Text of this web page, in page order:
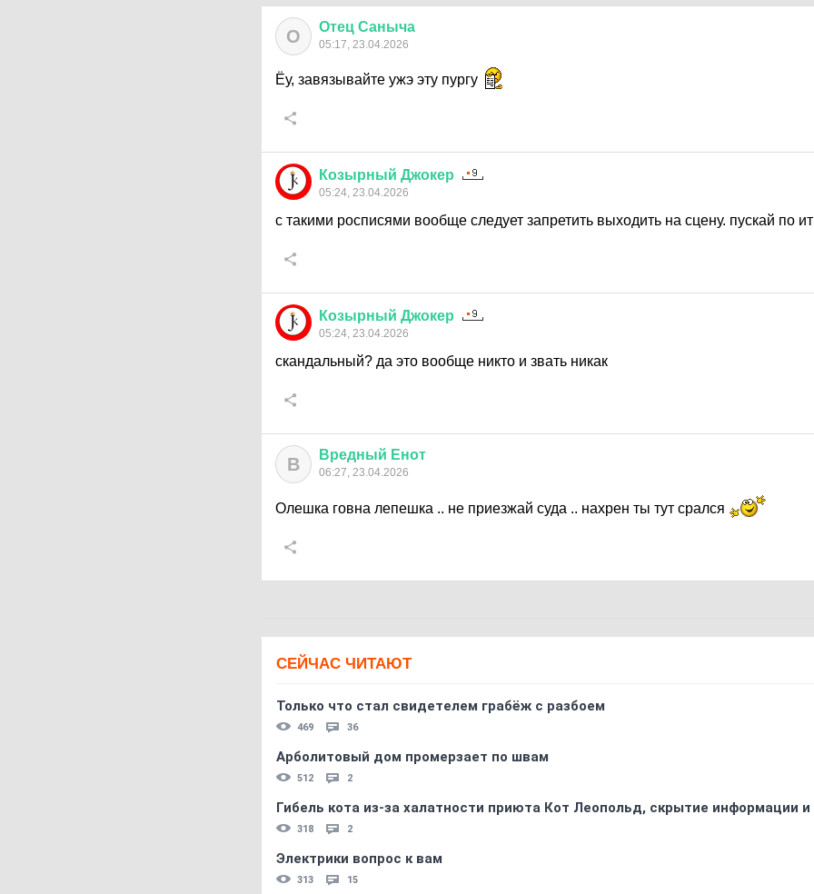
О Отец Саныча
05:17, 23.04.2026
Ёу, завязывайте ужэ эту пургу
Козырный Джокер
05:24, 23.04.2026
с такими росписями вообще следует запретить выходить на сцену. пускай по
Козырный Джокер
05:24, 23.04.2026
скандальный? да это вообще никто и звать никак
В Вредный Енот
06:27, 23.04.2026
Олешка говна лепешка .. не приезжай суда .. нахрен ты тут срался
СЕЙЧАС ЧИТАЮТ
Только что стал свидетелем грабёж с разбоем
469 36
Арболитовый дом промерзает по швам
512 2
Гибель кота из-за халатности приюта Кот Леопольд, скрытиe информации
318 2
Электрики вопрос к вам
313 15